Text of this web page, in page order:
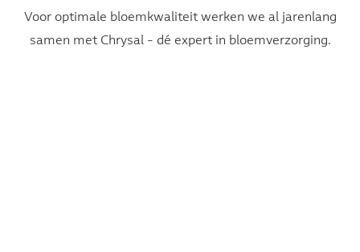
Voor optimale bloemkwaliteit werken we al jarenlang
samen met Chrysal - dé expert in bloemverzorging.